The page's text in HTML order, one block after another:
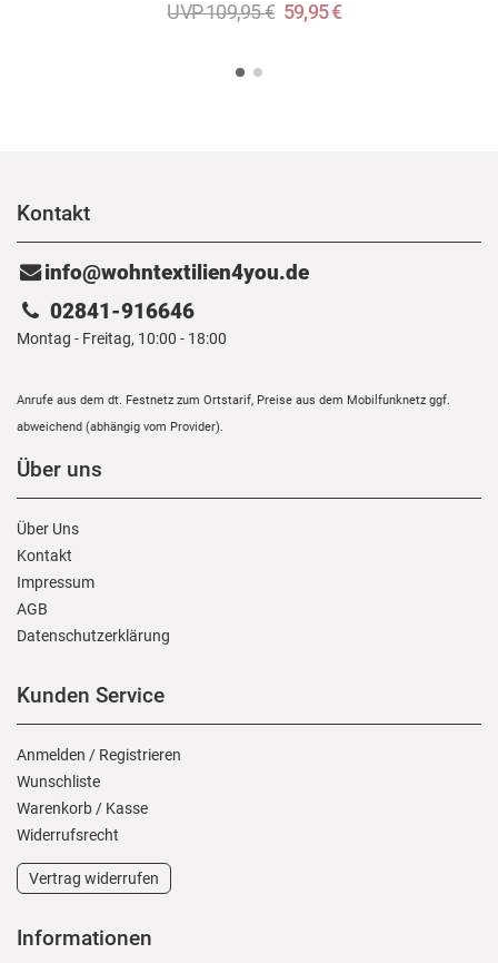
UVP 109,95 € 59,95 €
Kontakt
info@wohntextilien4you.de
02841-916646
Montag - Freitag, 10:00 - 18:00
Anrufe aus dem dt. Festnetz zum Ortstarif, Preise aus dem Mobilfunknetz ggf.
abweichend (abhängig vom Provider).
Über uns
Über Uns
Kontakt
Impressum
AGB
Daten­schutz­erklärung
Kunden Service
Anmelden / Registrieren
Wunschliste
Warenkorb / Kasse
Widerrufs­recht
Vertrag widerrufen
Informationen